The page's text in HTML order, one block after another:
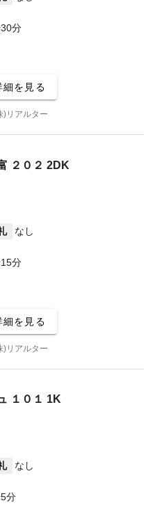
分
細を見る
リアルター
２０２ 2DK
なし
分
細を見る
リアルター
１０１ 1K
なし
分